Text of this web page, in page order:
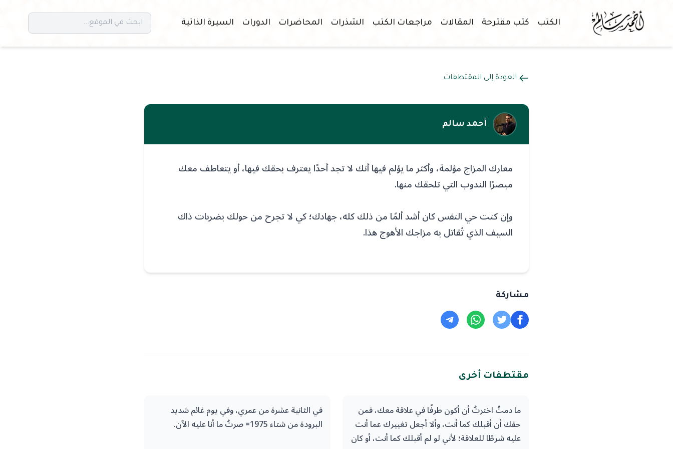
الكتب كتب مقترحة المقالات مراجعات الكتب الشذرات المحاضرات الدورات السيرة الذاتية
العودة إلى المقتطفات
أحمد سالم
معارك المزاج مؤلمة، وأكثر ما يؤلم فيها أنك لا تجد أحدًا يعترف بحقك فيها، أو يتعاطف معك
مبصرًا الندوب التي تلحقك منها.
وإن كنت حي النفس كان أشد ألمًا من ذلك كله، جهادك؛ كي لا تجرح من حولك بضربات ذاك
السيف الذي تُقاتل به مزاجك الأهوج هذا.
مشاركة
مقتطفات أخرى
ما دمتُ اخترتُ أن أكون طرفًا في علاقة معك، فمن
حقك أن أقبلك كما أنت، وألا أجعل تغييرك عما أنت
عليه شرطًا للعلاقة؛ لأني لو لم أقبلك كما أنت، أو كان
في الثانية عشرة من عمري، وفي يوم غائم شديد
البرودة من شتاء 1975= صرتُ ما أنا عليه الآن.